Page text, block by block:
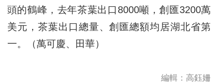
頭的鶴峰，去年茶葉出口8000噸，創匯3200萬
美元，茶葉出口總量、創匯總額均居湖北省第
一。（萬可慶、田華）
編輯：高鈺姍